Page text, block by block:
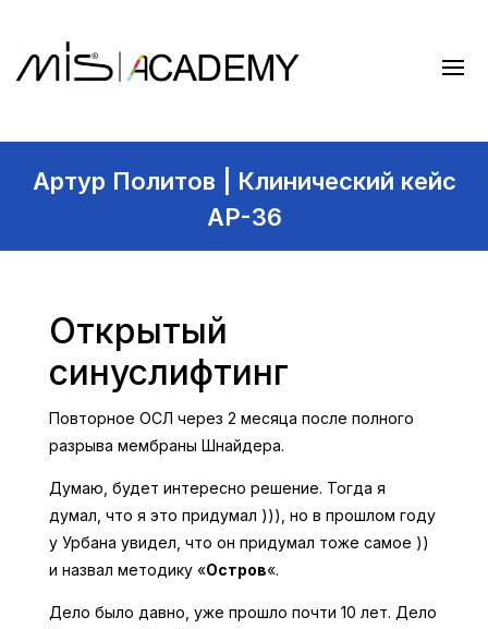
Артур Политов | Клинический кейс
AP-36
Открытый
синуслифтинг
Повторное ОСЛ через 2 месяца после полного
разрыва мембраны Шнайдера.
Думаю, будет интересно решение. Тогда я
думал, что я это придумал ))), но в прошлом году
у Урбана увидел, что он придумал тоже самое ))
и назвал методику «Остров«.
Дело было давно, уже прошло почти 10 лет. Дело